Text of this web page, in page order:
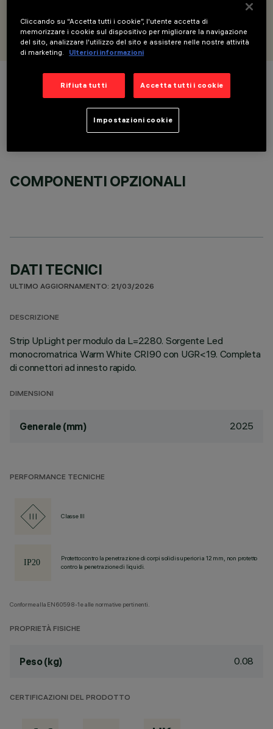
PROGETTATO DA
Artec Studio
COLORE
COMPONENTI OPZIONALI
DATI TECNICI
ULTIMO AGGIORNAMENTO: 21/03/2026
DESCRIZIONE
Strip UpLight per modulo da L=2280. Sorgente Led
monocromatrica Warm White CRI90 con UGR<19. Completa
di connettori ad innesto rapido.
DIMENSIONI
Generale (mm) 2025
PERFORMANCE TECNICHE
Classe III
Protetto contro la penetrazione di corpi solidi superiori a 12 mm, non protetto
contro la penetrazione di liquidi.
Conforme alla EN60598-1 e alle normative pertinenti.
PROPRIETÀ FISICHE
Peso (kg) 0.08
CERTIFICAZIONI DEL PRODOTTO
Cliccando su “Accetta tutti i cookie”, l'utente accetta di
memorizzare i cookie sul dispositivo per migliorare la navigazione
del sito, analizzare l'utilizzo del sito e assistere nelle nostre attività
di marketing.
Ulteriori informazioni
Rifiuta tutti Accetta tutti i cookie
Impostazioni cookie